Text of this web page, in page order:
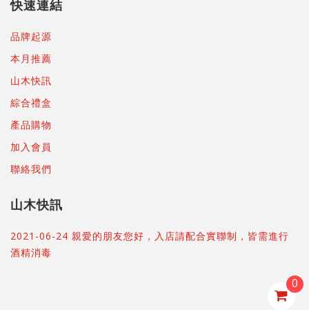
0
快速連結
品牌起源
本月推薦
山木快訊
綜合禮盒
產品購物
加入會員
聯絡我們
山木快訊
2021-06-24 親愛的朋友您好，入店請配合實聯制，皆需進行
酒精消毒